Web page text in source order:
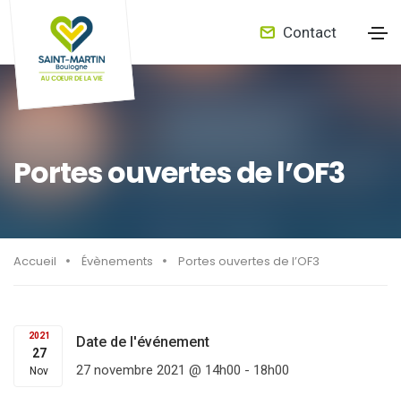
Contact
Portes ouvertes de l’OF3
Accueil Évènements Portes ouvertes de l’OF3
2021
27
Nov
Date de l'événement
27 novembre 2021 @ 14h00 - 18h00